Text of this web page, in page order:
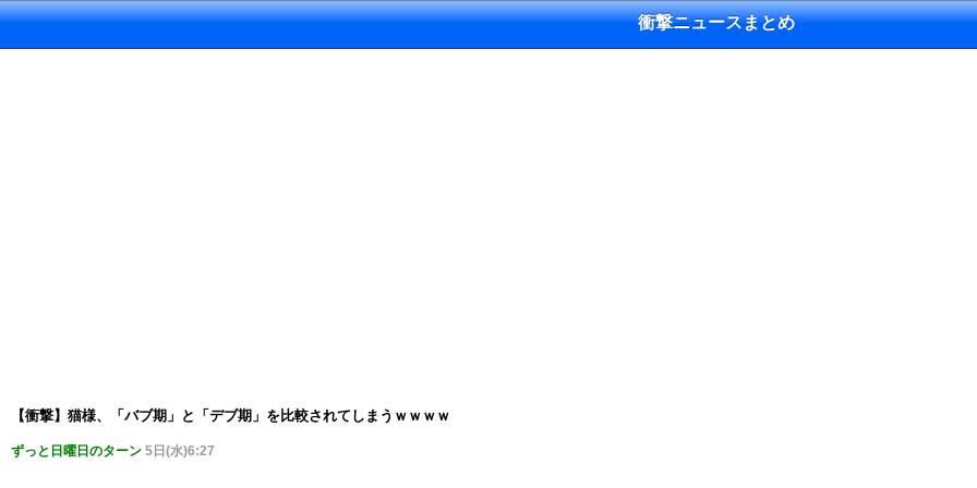
衝撃ニュースまとめ
【衝撃】猫様、「バブ期」と「デブ期」を比較されてしまうｗｗｗｗ
ずっと日曜日のターン 5日(水)6:27